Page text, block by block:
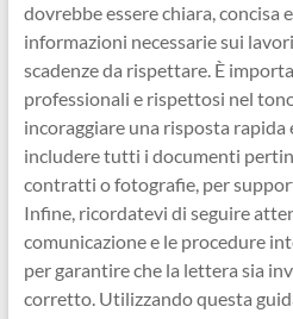
dovrebbe essere chiara, concisa
informazioni necessarie sui
scadenze da rispettare. È
professionali e rispettosi nel
incoraggiare una risposta
includere tutti i documenti
contratti o fotografie, per
Infine, ricordatevi di seguire
comunicazione e le procedure
per garantire che la lettera sia
corretto. Utilizzando questa